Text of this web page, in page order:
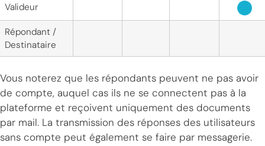
Valideur
Répondant /
Destinataire
Vous noterez que les répondants peuvent ne pas avoir
de compte, auquel cas ils ne se connectent pas à la
plateforme et reçoivent uniquement des documents
par mail. La transmission des réponses des utilisateurs
sans compte peut également se faire par messagerie.